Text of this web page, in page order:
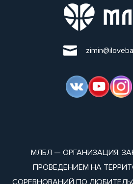
МЛБЛ — ОРГАНИЗАЦИЯ,
ПРОВЕДЕНИЕМ НА
СОРЕВНОВАНИЙ ПО